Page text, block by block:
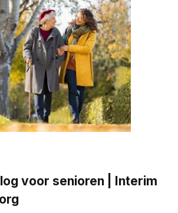
voor senioren | Interim